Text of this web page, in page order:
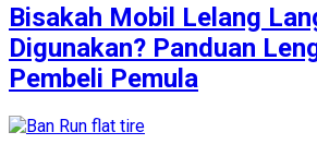
Bisakah Mobil Lelang
Digunakan? Panduan
Pembeli Pemula